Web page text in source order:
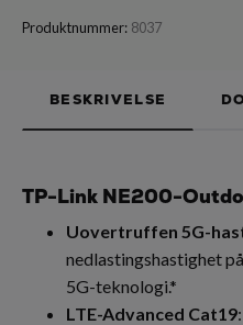
Produktnummer: 8037
BESKRIVELSE
TP-Link NE200-
Uovertruffen 5G-
nedlastingshastighet
5G-teknologi.*
LTE-Advanced Cat19